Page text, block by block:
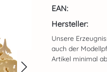
EAN:
Hersteller:
Unsere
auch der
Artikel minimal